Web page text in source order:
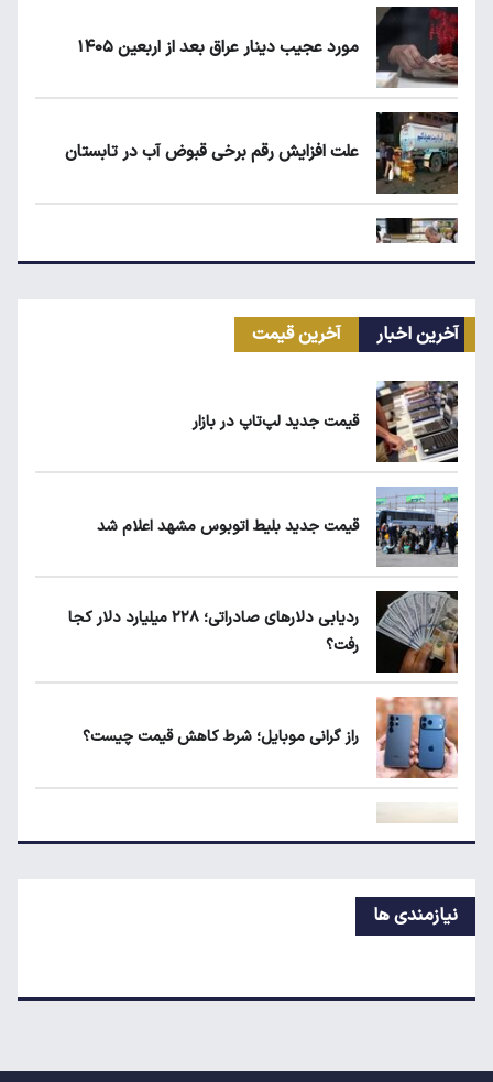
مورد عجیب دینار عراق بعد از اربعین ۱۴۰۵
علت افزایش رقم برخی قبوض آب در تابستان
مرغ گران می‌شود
ماجرای محدودیت گوشت برزیلی در اروپا
یارانه نقدی و کالابرگ این افراد حذف شد
لبنیات دوباره گران می‌شود؟
آخرین اخبار آخرین قیمت
قیمت جدید لپ‌تاپ در بازار
قیمت جدید بلیط اتوبوس مشهد اعلام شد
ردیابی دلارهای صادراتی؛ ۲۲۸ میلیارد دلار کجا
رفت؟
راز گرانی موبایل؛ شرط کاهش قیمت چیست؟
قیمت آپارتمان در گیشا، پونک و تهرانپارس
نیازمندی ها